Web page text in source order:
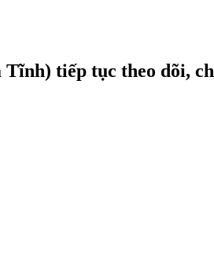
tiếp tục theo dõi,